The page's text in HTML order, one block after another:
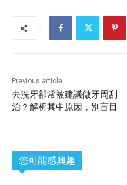
Previous article
去洗牙卻常被建議做牙周刮
治？解析其中原因，別盲目
您可能感興趣